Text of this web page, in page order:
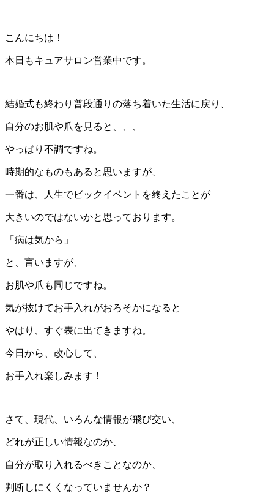
こんにちは！
本日もキュアサロン営業中です。
結婚式も終わり普段通りの落ち着いた生活に戻り、
自分のお肌や爪を見ると、、、
やっぱり不調ですね。
時期的なものもあると思いますが、
一番は、人生でビックイベントを終えたことが
大きいのではないかと思っております。
「病は気から」
と、言いますが、
お肌や爪も同じですね。
気が抜けてお手入れがおろそかになると
やはり、すぐ表に出てきますね。
今日から、改心して、
お手入れ楽しみます！
さて、現代、いろんな情報が飛び交い、
どれが正しい情報なのか、
自分が取り入れるべきことなのか、
判断しにくくなっていませんか？